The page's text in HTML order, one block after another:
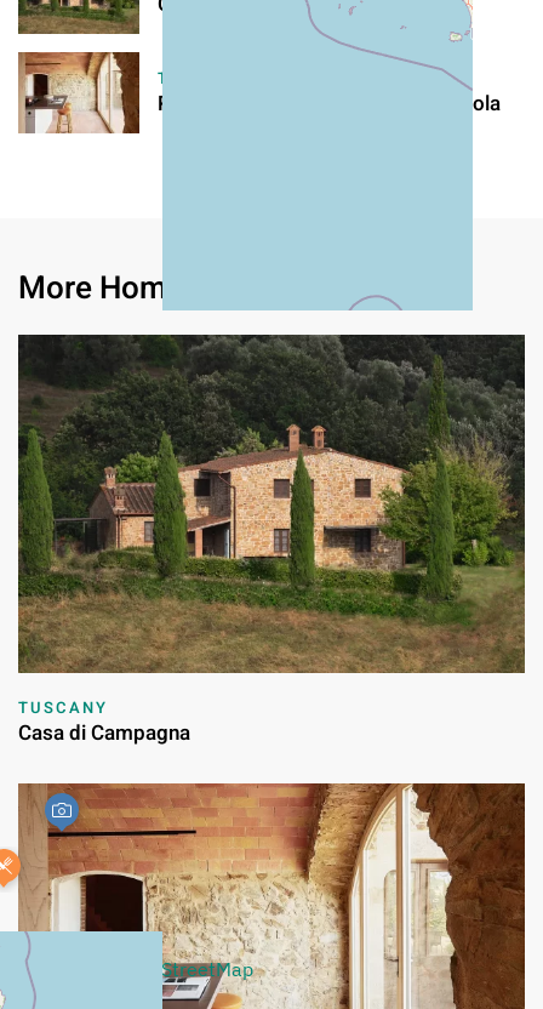
+−
Leaflet
OpenStreetMap
TUSCANY
Remodeled Historic Azienda Agricola
More Homes in
TUSCANY
Casa di Campagna